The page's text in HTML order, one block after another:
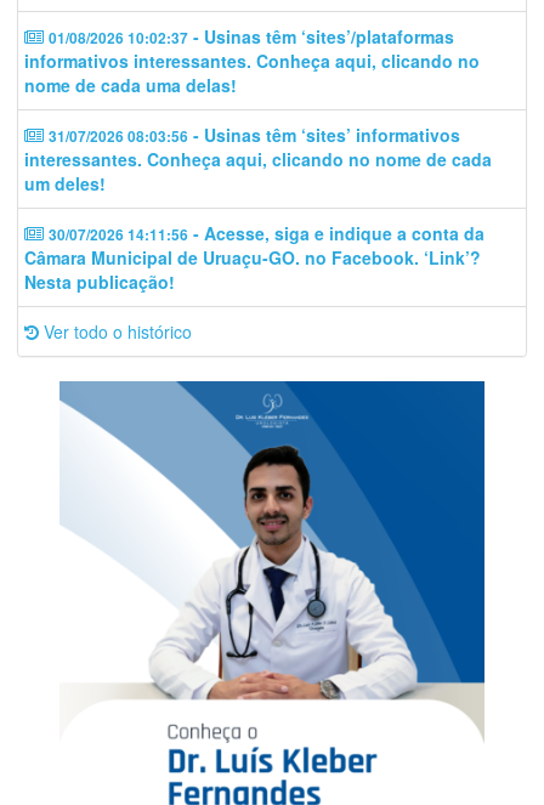
01/08/2026 10:02:37 - Usinas têm ‘sites’/plataformas
informativos interessantes. Conheça aqui, clicando no
nome de cada uma delas!
31/07/2026 08:03:56 - Usinas têm ‘sites’ informativos
interessantes. Conheça aqui, clicando no nome de cada
um deles!
30/07/2026 14:11:56 - Acesse, siga e indique a conta da
Câmara Municipal de Uruaçu-GO. no Facebook. ‘Link’?
Nesta publicação!
Ver todo o histórico